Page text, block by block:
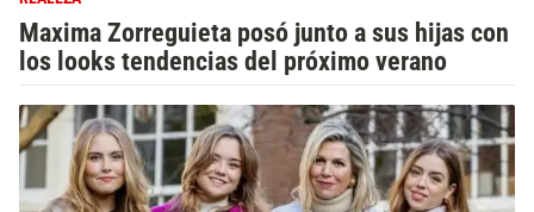
Maxima Zorreguieta posó junto a sus hijas con
los looks tendencias del próximo verano